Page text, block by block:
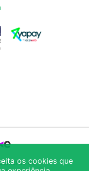
de
os cookies que